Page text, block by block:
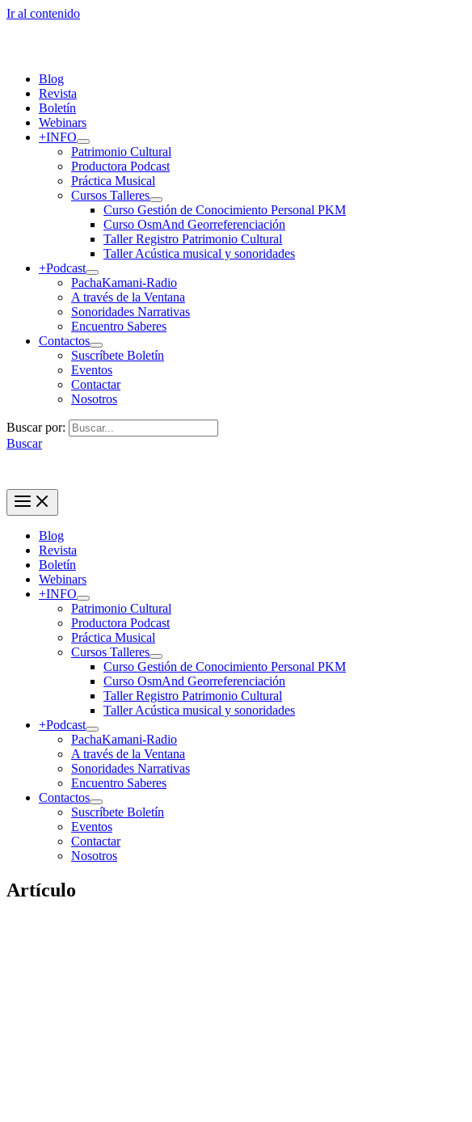
Ir al contenido
Blog
Revista
Boletín
Webinars
+INFO
Patrimonio Cultural
Productora Podcast
Práctica Musical
Cursos Talleres
Curso Gestión de Conocimiento Personal PKM
Curso OsmAnd Georreferenciación
Taller Registro Patrimonio Cultural
Taller Acústica musical y sonoridades
+Podcast
PachaKamani-Radio
A través de la Ventana
Sonoridades Narrativas
Encuentro Saberes
Contactos
Suscríbete Boletín
Eventos
Contactar
Nosotros
Buscar por:
Buscar
Blog
Revista
Boletín
Webinars
+INFO
Patrimonio Cultural
Productora Podcast
Práctica Musical
Cursos Talleres
Curso Gestión de Conocimiento Personal PKM
Curso OsmAnd Georreferenciación
Taller Registro Patrimonio Cultural
Taller Acústica musical y sonoridades
+Podcast
PachaKamani-Radio
A través de la Ventana
Sonoridades Narrativas
Encuentro Saberes
Contactos
Suscríbete Boletín
Eventos
Contactar
Nosotros
Artículo